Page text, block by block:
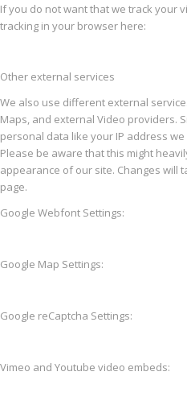
If you do not want that we track your
tracking in your browser here:
Other external services
We also use different external
Maps, and external Video providers.
personal data like your IP address
Please be aware that this might
appearance of our site. Changes will
page.
Google Webfont Settings:
Google Map Settings:
Google reCaptcha Settings:
Vimeo and Youtube video embeds: